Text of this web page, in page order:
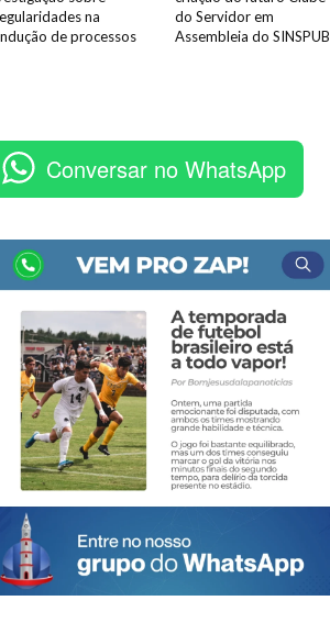
na
de processos
do Servidor em
Assembleia do SINSPUB
Conversar no WhatsApp